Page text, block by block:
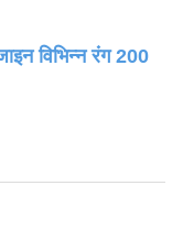
विभिन्न रंग 200